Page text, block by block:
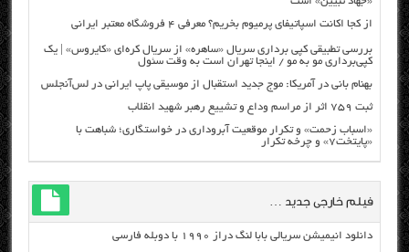
از کجا اکانت اسپاتیفای پرمیوم بخریم؟ معرفی ۴ فروشگاه معتبر ایرانی
بررسی تطبیقی کپی برداری سریال «ساهره» از سریال کره‌ای «کایروس» | یک
کپی‌برداری مو به مو / اینجا تهران است به وقت سئول
بهنام بانی در آمریکا: موج جدید استقبال از موسیقی پاپ ایرانی در لس‌آنجلس
ثبت ۷۵۹ اثر از مراسم وداع و تشییع رهبر شهید انقلاب
«اسباب زحمت» و تکرار موقعیت آبروداری در خواستگاری؛ شباهت با
«پایتخت۷» و چرخه تکرار
فیلم خارجی جدید …
دانلود انیمیشن سریالی بابا لنگ دراز ۱۹۹۰ با دوبله فارسی